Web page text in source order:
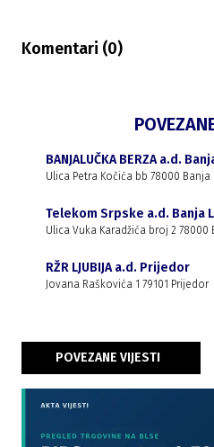
Komentari (0)
BANJALUČKA BERZA a.d.
Ulica Petra Kočića bb 78000 Banja
Telekom Srpske a.d. Banja
Ulica Vuka Karadžića broj 2 78000
RŽR LJUBIJA a.d. Prijedor
Jovana Raškovića 1 79101 Prijedor
POVEZANE VIJESTI